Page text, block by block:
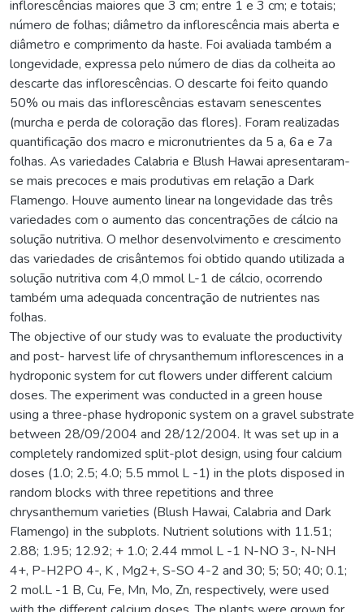
inflorescências maiores que 3 cm; entre 1 e 3 cm; e totais;
número de folhas; diâmetro da inflorescência mais aberta e
diâmetro e comprimento da haste. Foi avaliada também a
longevidade, expressa pelo número de dias da colheita ao
descarte das inflorescências. O descarte foi feito quando
50% ou mais das inflorescências estavam senescentes
(murcha e perda de coloração das flores). Foram realizadas
quantificação dos macro e micronutrientes da 5 a, 6a e 7a
folhas. As variedades Calabria e Blush Hawai apresentaram-
se mais precoces e mais produtivas em relação a Dark
Flamengo. Houve aumento linear na longevidade das três
variedades com o aumento das concentrações de cálcio na
solução nutritiva. O melhor desenvolvimento e crescimento
das variedades de crisântemos foi obtido quando utilizada a
solução nutritiva com 4,0 mmol L-1 de cálcio, ocorrendo
também uma adequada concentração de nutrientes nas
folhas.
The objective of our study was to evaluate the productivity
and post- harvest life of chrysanthemum inflorescences in a
hydroponic system for cut flowers under different calcium
doses. The experiment was conducted in a green house
using a three-phase hydroponic system on a gravel substrate
between 28/09/2004 and 28/12/2004. It was set up in a
completely randomized split-plot design, using four calcium
doses (1.0; 2.5; 4.0; 5.5 mmol L -1) in the plots disposed in
random blocks with three repetitions and three
chrysanthemum varieties (Blush Hawai, Calabria and Dark
Flamengo) in the subplots. Nutrient solutions with 11.51;
2.88; 1.95; 12.92; + 1.0; 2.44 mmol L -1 N-NO 3-, N-NH
4+, P-H2PO 4-, K , Mg2+, S-SO 4-2 and 30; 5; 50; 40; 0.1;
2 mol.L -1 B, Cu, Fe, Mn, Mo, Zn, respectively, were used